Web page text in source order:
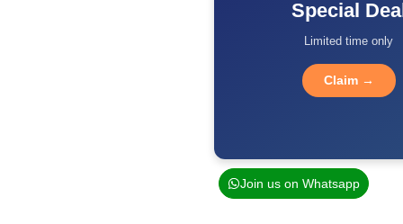
Special
Limited time only
Claim →
Join us on Whatsapp